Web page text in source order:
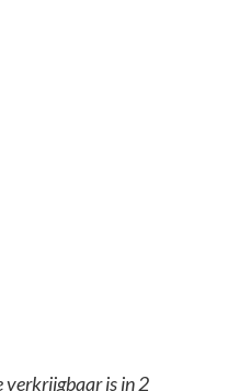
verkrijgbaar is in 2